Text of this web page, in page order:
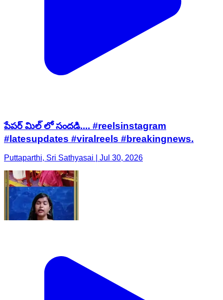
పేపర్ మిల్ లో సందడి.... #reelsinstagram
#latesupdates #viralreels #breakingnews.
Puttaparthi, Sri Sathyasai | Jul 30, 2026